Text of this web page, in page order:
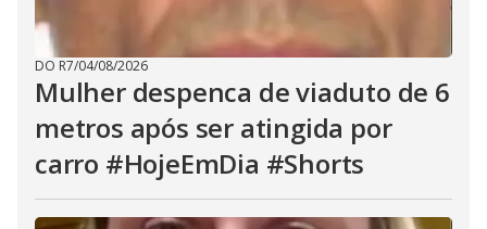
DO R7/04/08/2026
Mulher despenca de viaduto de 6
metros após ser atingida por
carro #HojeEmDia #Shorts